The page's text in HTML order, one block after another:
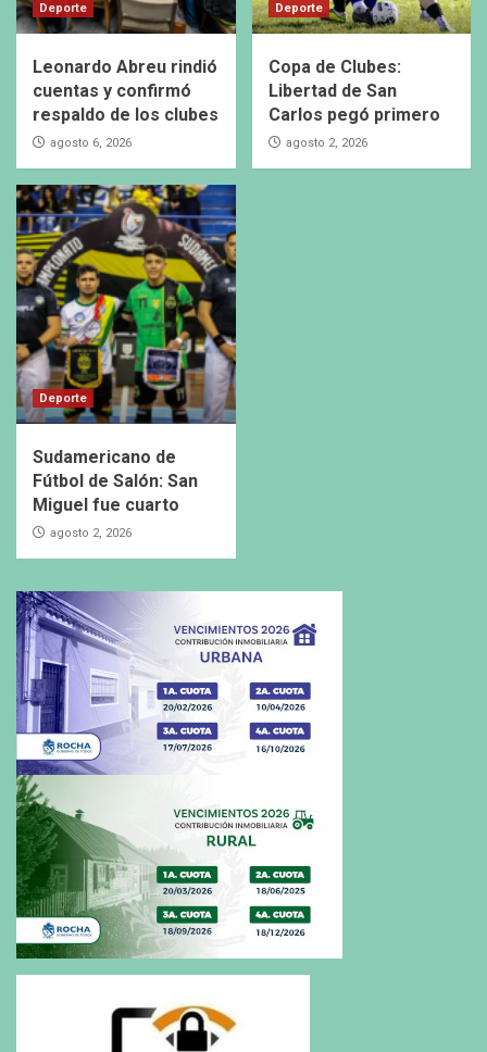
Deporte
Leonardo Abreu rindió
cuentas y confirmó
respaldo de los clubes
agosto 6, 2026
Deporte
Copa de Clubes:
Libertad de San
Carlos pegó primero
agosto 2, 2026
Deporte
Sudamericano de
Fútbol de Salón: San
Miguel fue cuarto
agosto 2, 2026